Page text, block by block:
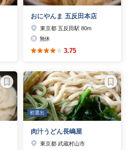
おにやんま 五反田本店
東京都 五反田駅 80m
無休
3.75
初選出
肉汁うどん長嶋屋
東京都 武蔵村山市